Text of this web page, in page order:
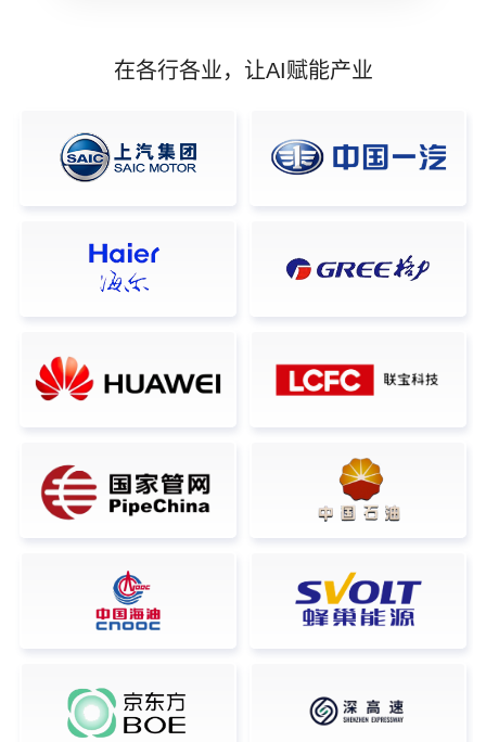
在各行各业，让AI赋能产业